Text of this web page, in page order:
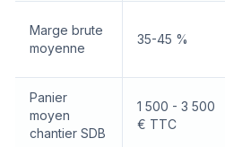
Marge brute
moyenne
35-45 %
Panier
moyen
chantier SDB
1 500 - 3 500
€ TTC